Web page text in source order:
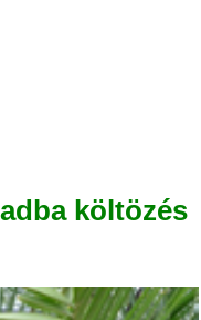
költözés